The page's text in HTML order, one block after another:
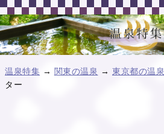
温泉特集 → 関東の温泉 →東京都の温泉
ター